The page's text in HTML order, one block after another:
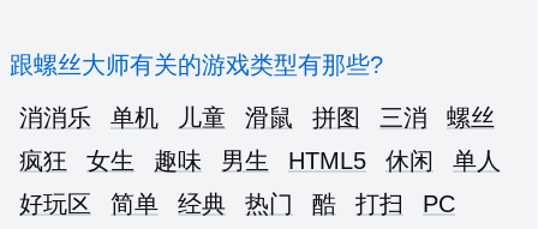
跟螺丝大师有关的游戏类型有那些?
消消乐
单机 儿童 滑鼠 拼图 三消
螺丝
疯狂
女生 趣味 男生 HTML5 休闲
单人
好玩区
简单 经典 热门 酷 打扫
PC